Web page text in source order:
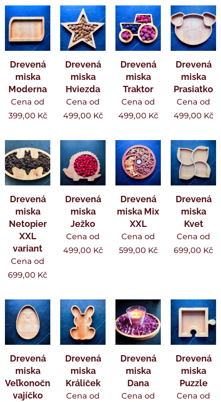
Drevená
miska
Moderna
Cena od
399,00 Kč
Drevená
miska
Hviezda
Cena od
499,00 Kč
Drevená
miska
Traktor
Cena od
499,00 Kč
Drevená
miska
Prasiatko
Cena od
499,00 Kč
Drevená
miska
Netopier
XXL
variant
Cena od
699,00 Kč
Drevená
miska
Ježko
Cena od
499,00 Kč
Drevená
miska Mix
XXL
Cena od
599,00 Kč
Drevená
miska
Kvet
Cena od
699,00 Kč
Drevená
miska
Veľkonočné
vajíčko
Drevená
miska
Králiček
Cena od
Drevená
miska
Dana
Cena od
Drevená
miska
Puzzle
Cena od